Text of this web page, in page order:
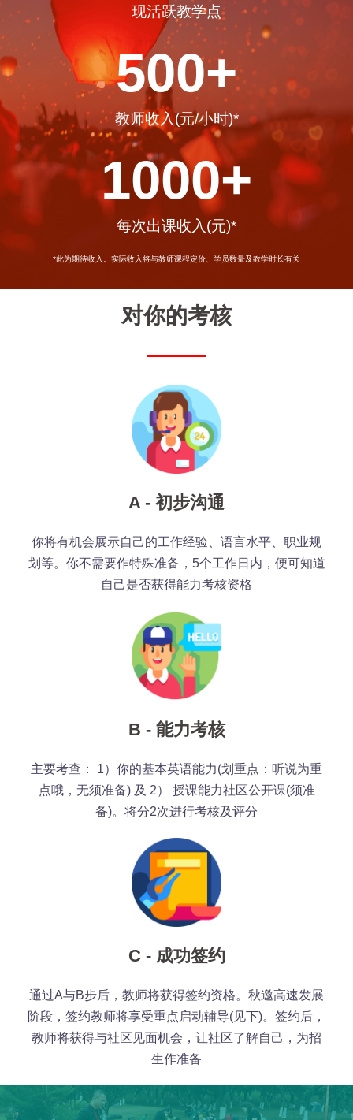
现活跃教学点
500+
教师收入(元/小时)*
1000+
每次出课收入(元)*
*此为期待收入。实际收入将与教师课程定价、学员数量及教学时长有关
对你的考核
A - 初步沟通
你将有机会展示自己的工作经验、语言水平、职业规
划等。你不需要作特殊准备，5个工作日内，便可知道
自己是否获得能力考核资格
B - 能力考核
主要考查： 1）你的基本英语能力(划重点：听说为重
点哦，无须准备) 及 2） 授课能力社区公开课(须准
备)。将分2次进行考核及评分
C - 成功签约
通过A与B步后，教师将获得签约资格。秋邀高速发展
阶段，签约教师将享受重点启动辅导(见下)。签约后，
教师将获得与社区见面机会，让社区了解自己，为招
生作准备